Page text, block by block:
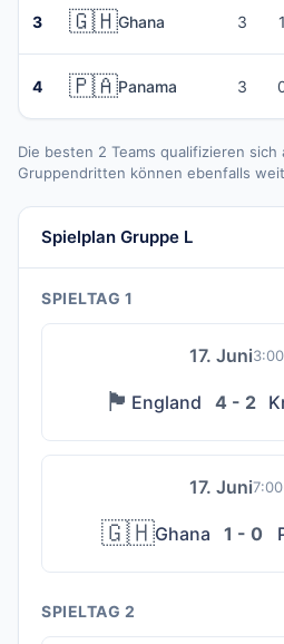
3 🇬🇭Ghana 3 1
4 🇵🇦Panama 3
Die besten 2 Teams qualifizieren
Gruppendritten können ebenfalls
Spielplan Gruppe L
SPIELTAG 1
17. Juni
🏴󠁧󠁢󠁥󠁮󠁧󠁿 England 4 - 2
17. Juni
🇬🇭Ghana 1 - 0
SPIELTAG 2